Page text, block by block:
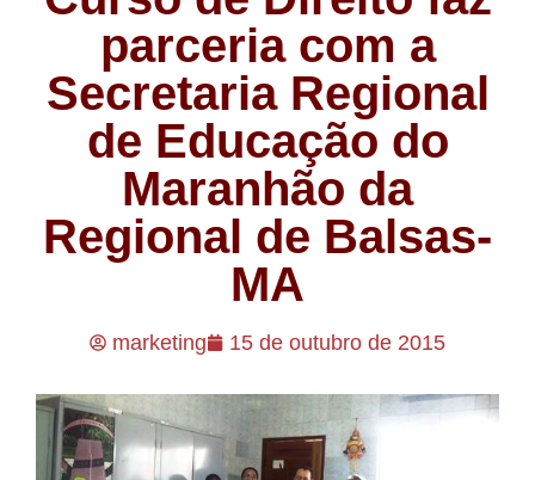
parceria com a
Secretaria Regional
de Educação do
Maranhão da
Regional de Balsas-
MA
marketing 15 de outubro de 2015